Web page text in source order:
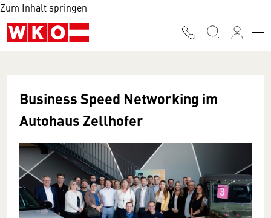
Zum Inhalt springen
Business Speed Networking im
Autohaus Zellhofer